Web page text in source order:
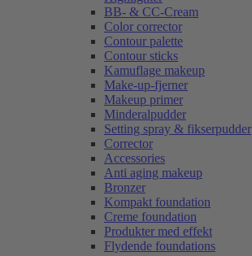
BB- & CC-Cream
Color corrector
Contour palette
Contour sticks
Kamuflage makeup
Make-up-fjerner
Makeup primer
Minderalpudder
Setting spray & fikserpudder
Corrector
Accessories
Anti aging makeup
Bronzer
Kompakt foundation
Creme foundation
Produkter med effekt
Flydende foundations